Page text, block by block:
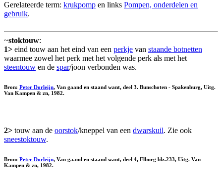
Gerelateerde term: krukpomp en links Pompen, onderdelen en
gebruik.
~stoktouw:
1> eind touw aan het eind van een perkje van staande botnetten
waarmee zowel het perk met het volgende perk als met het
steentouw en de spar/joon verbonden was.
Bron: Peter Dorleijn, Van gaand en staand want, deel 3. Bunschoten - Spakenburg, Uitg.
Van Kampen & zn, 1982.
2> touw aan de oorstok/kneppel van een dwarskuil. Zie ook
sneestoktouw.
Bron: Peter Dorleijn, Van gaand en staand want, deel 4, Elburg blz.233, Uitg. Van
Kampen & zn, 1982.